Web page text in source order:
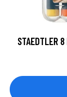
STAEDTLER